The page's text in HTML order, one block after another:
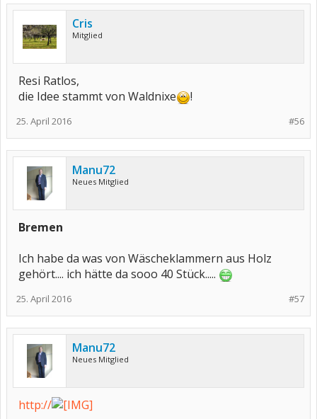
Cris
Mitglied
Resi Ratlos,
die Idee stammt von Waldnixe
!
#56
25. April 2016
Manu72
Neues Mitglied
Bremen
Ich habe da was von Wäscheklammern aus Holz
gehört.... ich hätte da sooo 40 Stück.....
#57
25. April 2016
Manu72
Neues Mitglied
http://